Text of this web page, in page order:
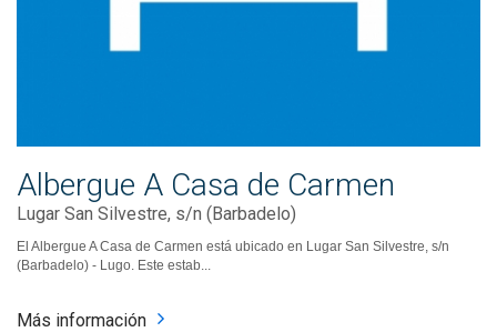
Albergue A Casa de Carmen
Lugar San Silvestre, s/n (Barbadelo)
El Albergue A Casa de Carmen está ubicado en Lugar San Silvestre, s/n
(Barbadelo) - Lugo. Este estab...
Más información